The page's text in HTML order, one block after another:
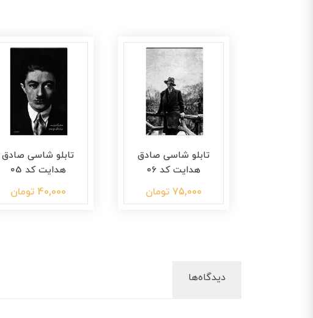
تابلو شاسی صادق
هدایت کد 06
75,000 تومان
تابلو شاسی صادق
هدایت کد 05
40,000 تومان
دیدگاه‌ها